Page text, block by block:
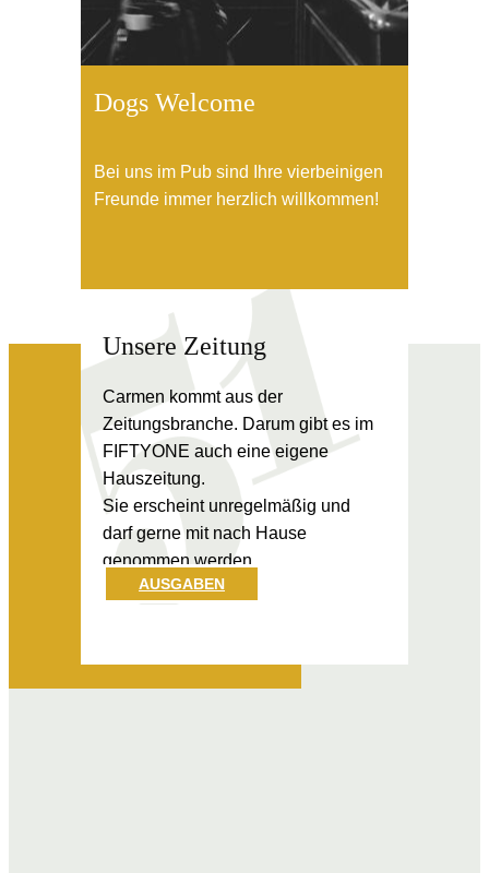
Dogs Welcome
Bei uns im Pub sind Ihre vierbeinigen
Freunde immer herzlich willkommen!
Unsere Zeitung
Carmen kommt aus der
Zeitungsbranche. Darum gibt es im
FIFTYONE auch eine eigene
Hauszeitung.
Sie erscheint unregelmäßig und
darf gerne mit nach Hause
genommen werden.
AUSGABEN